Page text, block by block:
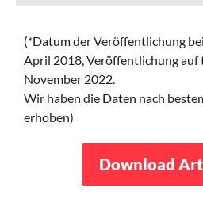
(*Datum der Veröffentlichung
April 2018, Veröffentlichung auf
November 2022.
Wir haben die Daten nach
erhoben)
Download